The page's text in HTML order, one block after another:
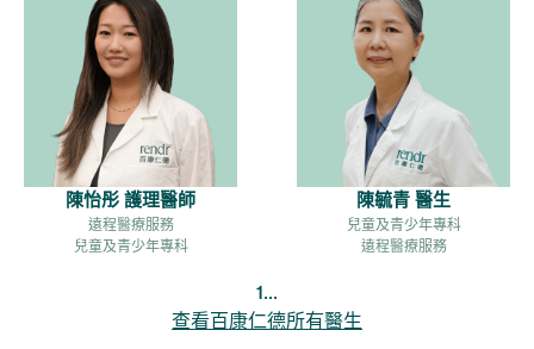
陳怡彤 護理醫師
遠程醫療服務
兒童及青少年專科
陳毓青 醫生
兒童及青少年專科
遠程醫療服務
1...
查看百康仁德所有醫生